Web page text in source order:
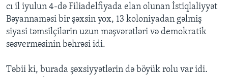
cı il iyulun 4-də Filiadelfiyada elan olunan İstiqlaliyyət
Bəyannaməsi bir şəxsin yox, 13 koloniyadan gəlmiş
siyasi təmsilçilərin uzun məşvərətləri və demokratik
səsverməsinin bəhrəsi idi.
Təbii ki, burada şəxsiyyətlərin də böyük rolu var idi.